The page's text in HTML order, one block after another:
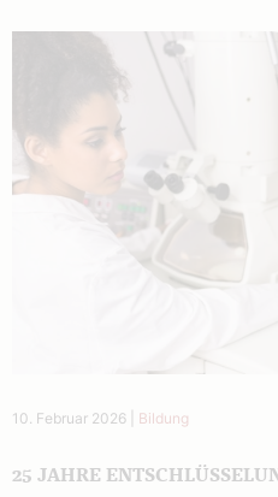
10. Februar 2026 Bildung
25 JAHRE